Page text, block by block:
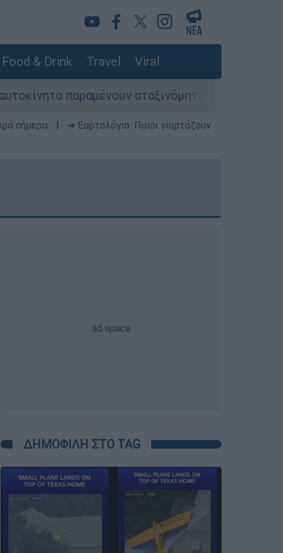
Food & Drink Travel Viral
αταξινόμητα - Λύση αναζητά το
σήμερα
➔ Εορτολόγιο: Ποιοι γιορτάζουν
ΔΗΜΟΦΙΛΗ ΣΤΟ TAG